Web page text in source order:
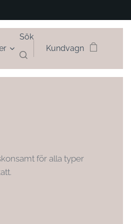
Sök
Kundvagn
för alla typer